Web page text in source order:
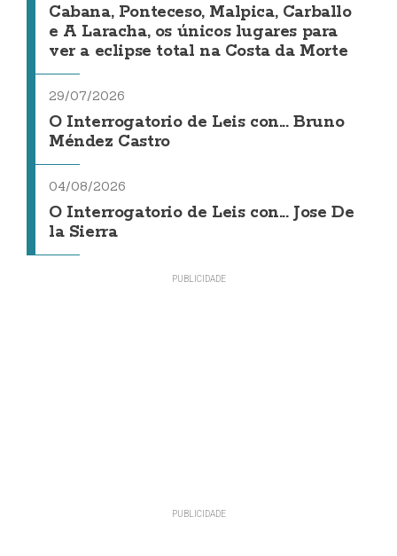
Cabana, Ponteceso, Malpica, Carballo
e A Laracha, os únicos lugares para
ver a eclipse total na Costa da Morte
29/07/2026
O Interrogatorio de Leis con... Bruno
Méndez Castro
04/08/2026
O Interrogatorio de Leis con... Jose De
la Sierra